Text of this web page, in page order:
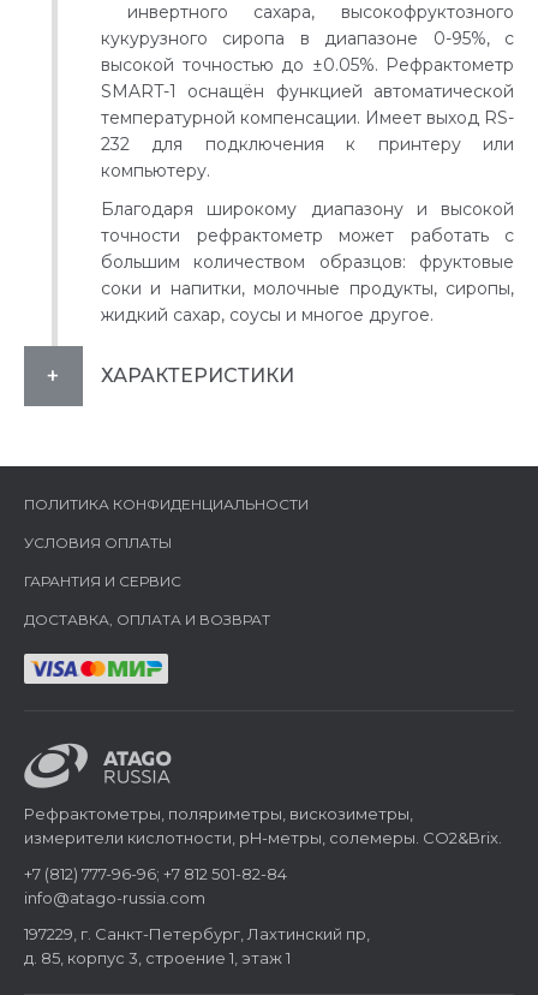
инвертного сахара, высокофруктозного
кукурузного сиропа в диапазоне 0-95%, с
высокой точностью до ±0.05%. Рефрактометр
SMART-1 оснащён функцией автоматической
температурной компенсации. Имеет выход RS-
232 для подключения к принтеру или
компьютеру.
Благодаря широкому диапазону и высокой
точности рефрактометр может работать с
большим количеством образцов: фруктовые
соки и напитки, молочные продукты, сиропы,
жидкий сахар, соусы и многое другое.
ХАРАКТЕРИСТИКИ
ПОЛИТИКА КОНФИДЕНЦИАЛЬНОСТИ
УСЛОВИЯ ОПЛАТЫ
ГАРАНТИЯ И СЕРВИС
ДОСТАВКА, ОПЛАТА И ВОЗВРАТ
Рефрактометры, поляриметры, вискозиметры,
измерители кислотности, pH-метры, солемеры. CO2&Brix.
+7 (812) 777-96-96; +7 812 501-82-84
info@atago-russia.com
197229, г. Санкт-Петербург, Лахтинский пр,
д. 85, корпус 3, строение 1, этаж 1